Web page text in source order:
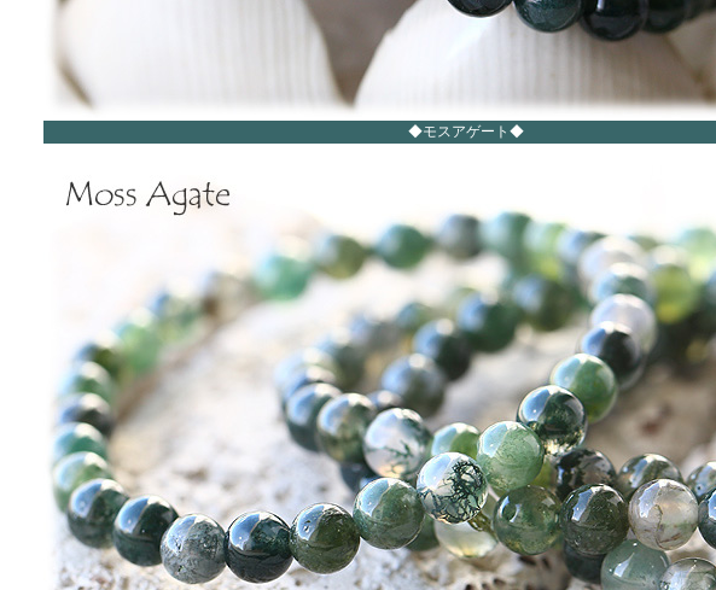
◆モスアゲート◆